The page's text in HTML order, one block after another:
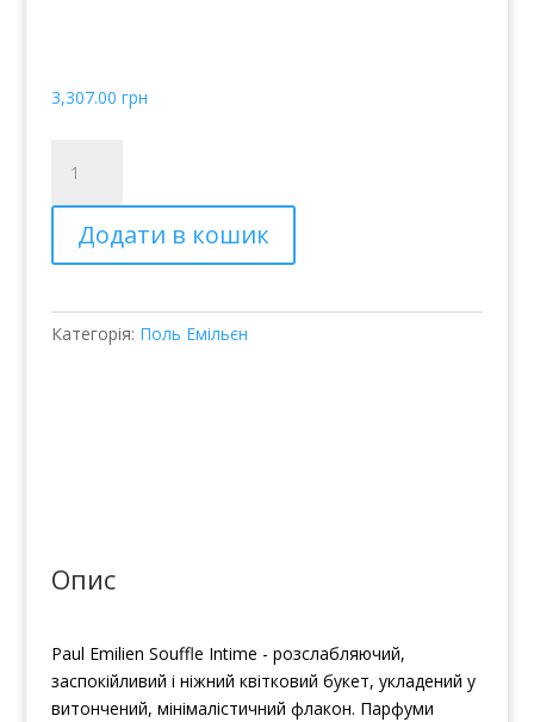
3,307.00 грн
вода
Paul
Emilien
Souffle
кількість
Додати в кошик
Категорія: Поль Емільєн
Опис
Paul Emilien Souffle Intime - розслабляючий,
заспокійливий і ніжний квітковий букет, укладений у
витончений, мінімалістичний флакон. Парфуми